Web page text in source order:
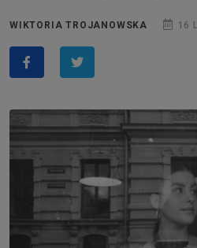
WIKTORIA TROJANOWSKA 16